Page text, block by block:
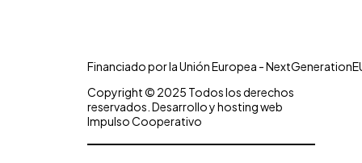
Financiado por la Unión Europea -
Copyright © 2025 Todos los derechos
reservados. Desarrollo y hosting web
Impulso Cooperativo